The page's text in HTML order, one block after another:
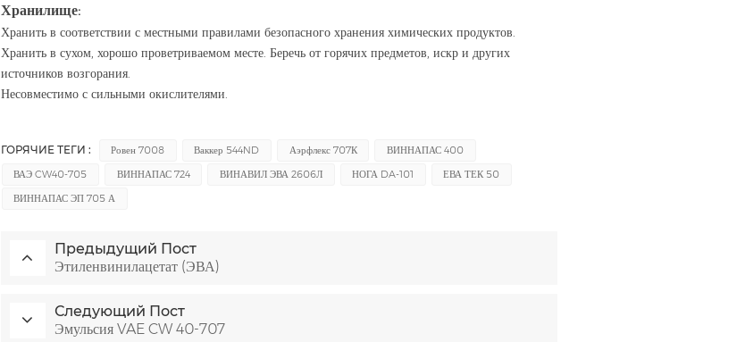
Хранилище:
Хранить в соответствии с местными правилами безопасного хранения химических продуктов.
Хранить в сухом, хорошо проветриваемом месте. Беречь от горячих предметов, искр и других
источников возгорания.
Несовместимо с сильными окислителями.
ГОРЯЧИЕ ТЕГИ : Ровен 7008 Ваккер 544ND Аэрфлекс 707К
ВИННАПАС 400
ВАЭ CW40-705
ВИННАПАС 724 ВИНАВИЛ ЭВА 2606Л НОГА DA-101
ЕВА ТЕК 50
ВИННАПАС ЭП 705 А
Предыдущий Пост
Этиленвинилацетат (ЭВА)
Следующий Пост
Эмульсия VAE CW 40-707